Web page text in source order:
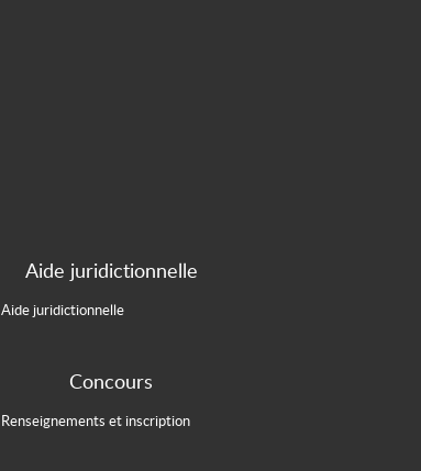
Aide juridictionnelle
Aide juridictionnelle
Concours
Renseignements et inscription